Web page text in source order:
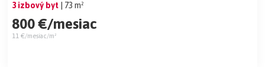
3 izbový byt
| 73 m²
800 €/mesiac
11 €/mesiac/m²